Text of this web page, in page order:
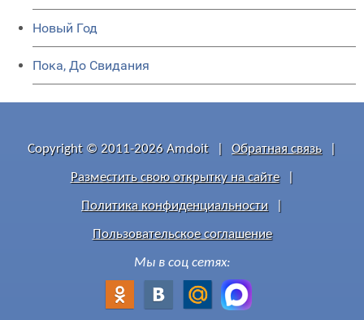
Новый Год
Пока, До Свидания
Copyright © 2011-2026 Amdoit Обратная связь
Разместить свою открытку на сайте
Политика конфиденциальности
Пользовательское соглашение
Мы в соц сетях: